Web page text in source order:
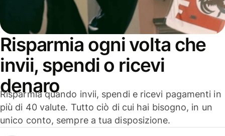
Risparmia ogni volta che
invii, spendi o ricevi
denaro
Risparmia quando invii, spendi e ricevi pagamenti in
più di 40 valute. Tutto ciò di cui hai bisogno, in un
unico conto, sempre a tua disposizione.